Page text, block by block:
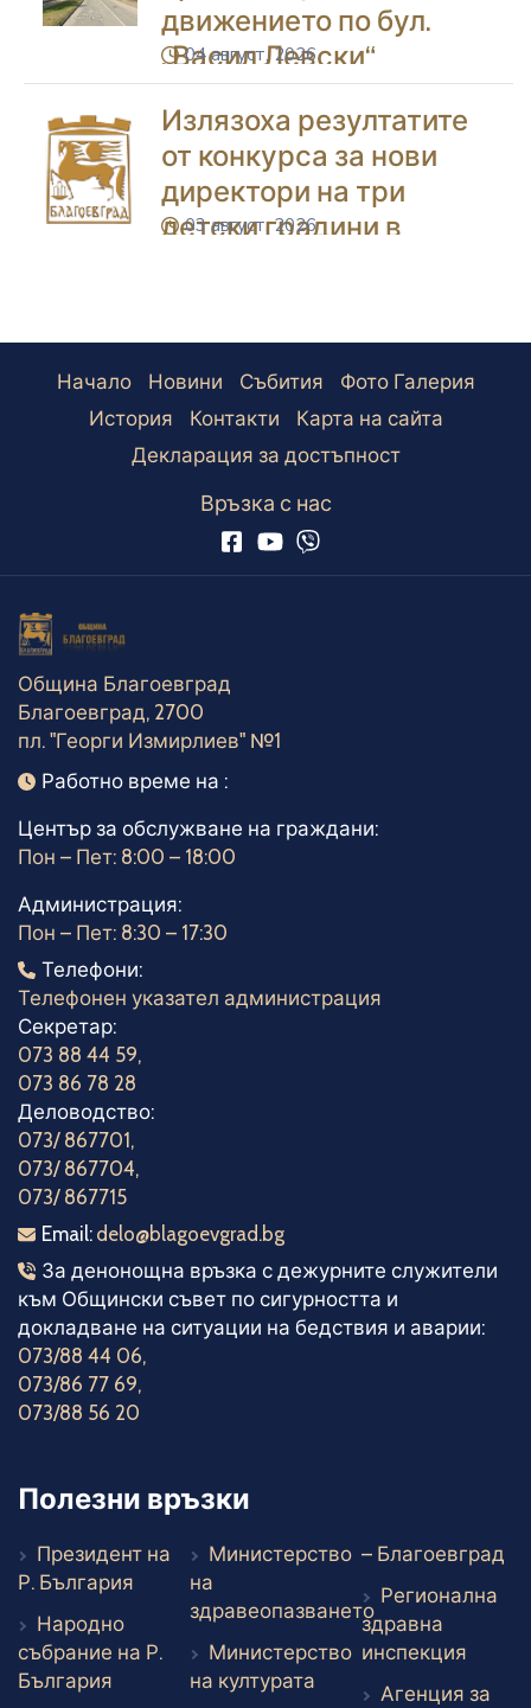
движението по бул.
„Васил Левски“
icon
04 август, 2026
Излязоха резултатите
от конкурса за нови
директори на три
детски градини в
icon
03 август, 2026
Начало Новини Събития
Фото Галерия
История
Контакти
Карта на сайта
Декларация за достъпност
Връзка с нас
Община Благоевград
Благоевград, 2700
пл. "Георги Измирлиев" №1
Работно време
Работно време на :
Център за обслужване на граждани:
Пон – Пет: 8:00 – 18:00
Администрация:
Пон – Пет: 8:30 – 17:30
Телефони
Телефони:
Телефонен указател администрация
Секретар:
073 88 44 59,
073 86 78 28
Деловодство:
073/ 867701,
073/ 867704,
073/ 867715
Електронна поща
Email: delo@blagoevgrad.bg
Телефони за денонощна връзка
За денонощна връзка с дежурните служители
към Общински съвет по сигурността и
докладване на ситуации на бедствия и аварии:
073/88 44 06,
073/86 77 69,
073/88 56 20
Полезни връзки
Президент на
Р. България Външен линк
Народно
събрание на Р.
България Външен линк
Министерство
на
здравеопазването
Външен линк
Министерство
на културата Външен линк
– Благоевград
Регионална
здравна
инспекция
Агенция за